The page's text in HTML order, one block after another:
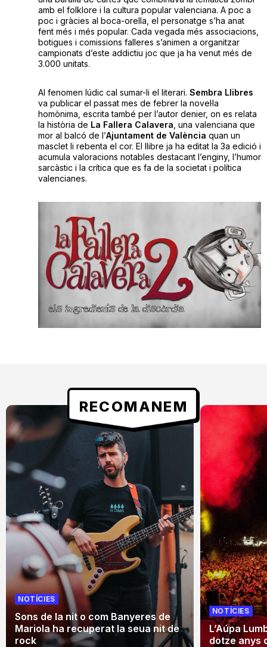
amb el folklore i la cultura popular valenciana. A poc a
poc i gràcies al boca-orella, el personatge s’ha anat
fent més i més popular. Cada vegada més associacions,
botigues i comissions falleres s’animen a organitzar
campionats d’este addictiu joc que ja ha venut més de
3.000 unitats.
Al fenomen lúdic cal sumar-li el literari. Sembra Llibres
va publicar el passat mes de febrer la novel·la
homònima, escrita també per l’autor denier, on es relata
la història de La Fallera Calavera , una valenciana que
mor al balcó de l’Ajuntament de València quan un
masclet li rebenta el cor. El llibre ja ha editat la 3a edició i
acumula valoracions notables destacant l’enginy, l’humor
sarcàstic i la crítica que es fa de la societat i política
valencianes.
RECOMANEM
NOTÍCIES
Sons de la nit o com Banyeres de
Mariola ha recuperat la seua nit de
rock
NOTÍCIES
L’Aúpa
dotze anys